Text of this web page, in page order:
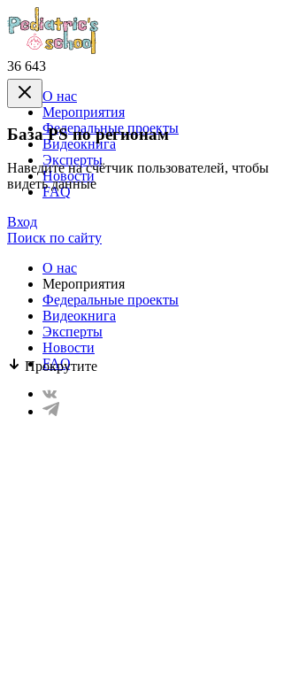
36 643
База PS по регионам
Наведите на счётчик пользователей, чтобы
видеть данные
Прокрутите
О нас
Mероприятия
Федеральные проекты
Видеокнига
Эксперты
Новости
FAQ
Вход
Поиск по сайту
О нас
Mероприятия
Федеральные проекты
Видеокнига
Эксперты
Новости
FAQ